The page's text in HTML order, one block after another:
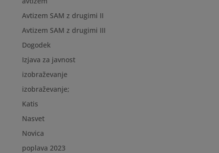
Avtizem SAM z drugimi II
Avtizem SAM z drugimi III
Dogodek
Izjava za javnost
izobraževanje
izobraževanje;
Katis
Nasvet
Novica
poplava 2023